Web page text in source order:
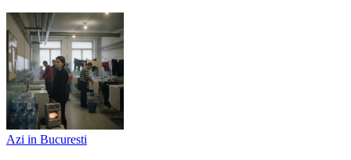
Azi in Bucuresti